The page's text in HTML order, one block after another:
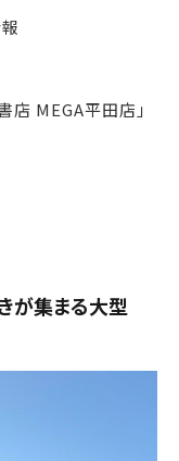
店 MEGA平田店」
が集まる大型